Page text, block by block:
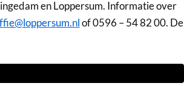
en Loppersum. Informatie over
of 0596 – 54 82 00. De